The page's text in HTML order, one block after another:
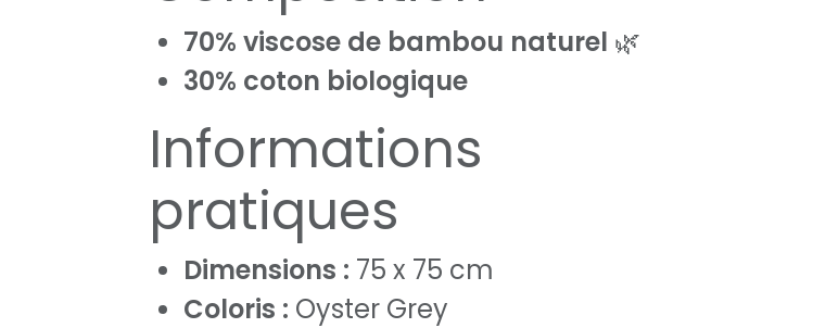
70% viscose de bambou naturel 🌿
30% coton biologique
Informations
pratiques
Dimensions : 75 x 75 cm
Coloris : Oyster Grey